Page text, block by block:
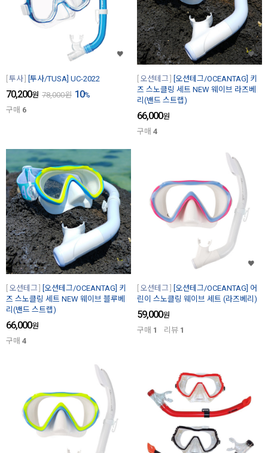
투사 [투사/TUSA] UC-2022
70,200원 78,000원 10%
구매 6
오션테그
[오션테그/OCEANTAG] 키
즈 스노클링 세트 NEW 웨이브 라즈베
리(밴드 스트랩)
66,000원
구매 4
오션테그
[오션테그/OCEANTAG] 키
즈 스노클링 세트 NEW 웨이브 블루베
리(밴드 스트랩)
66,000원
구매 4
오션테그
[오션테그/OCEANTAG] 어
린이 스노클링 웨이브 세트 (라즈베리)
59,000원
구매 1 리뷰 1